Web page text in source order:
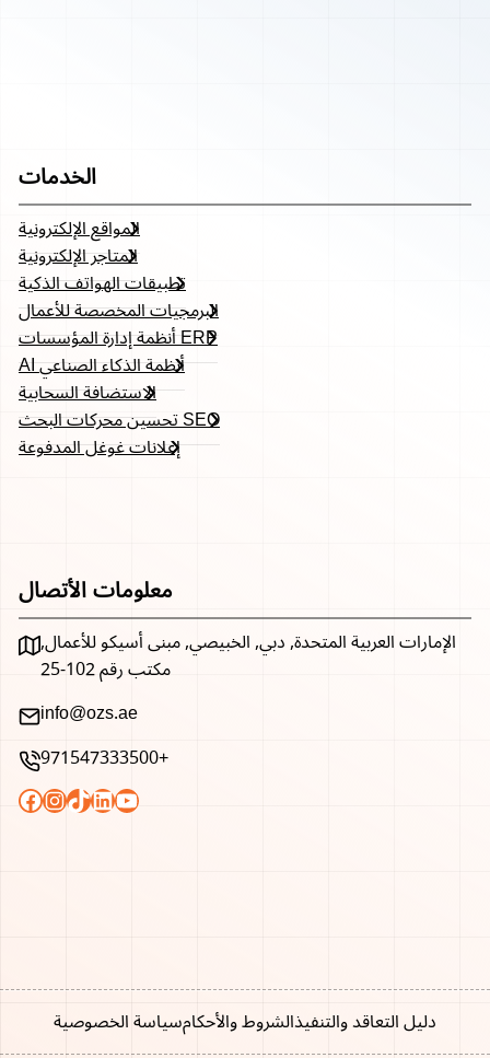
الخدمات
المواقع الإلكترونية
المتاجر الإلكترونية
تطبيقات الهواتف الذكية
البرمجيات المخصصة للأعمال
أنظمة إدارة المؤسسات ERP
AI أنظمة الذكاء الصناعي
الاستضافة السحابية
تحسين محركات البحث SEO
إعلانات غوغل المدفوعة
معلومات الأتصال
الإمارات العربية المتحدة, دبي, الخبيصي, مبنى أسيكو للأعمال,
مكتب رقم 102-25
info@ozs.ae
971547333500+
Facebook
Instagram
TikTok
LinkedIn
YouTube
سياسة الخصوصيةالشروط والأحكامدليل التعاقد والتنفيذ